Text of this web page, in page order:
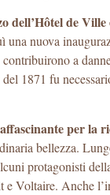
dell’Hôtel de
una nuova
a
1871 fu
per la
bellezza.
protagonisti
Voltaire. Anche